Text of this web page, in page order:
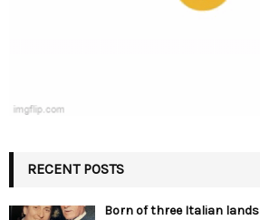
RECENT POSTS
Born of three Italian lands